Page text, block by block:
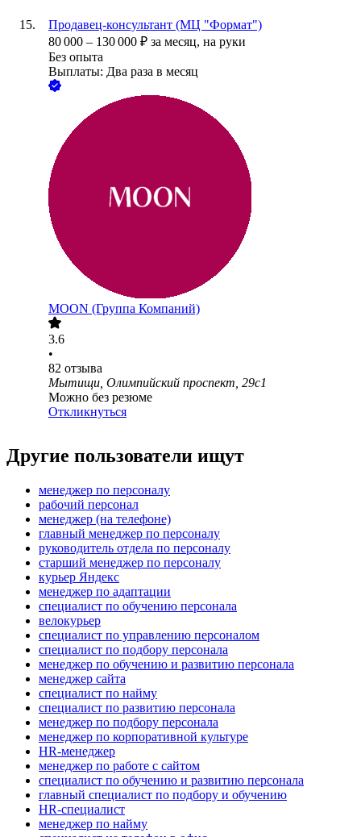
Продавец-консультант (МЦ "Формат")
80 000 – 130 000 ₽ за месяц, на руки
Без опыта
Выплаты: Два раза в месяц
MOON (Группа Компаний)
3.6
•
82 отзыва
Мытищи, Олимпийский проспект, 29с1
Можно без резюме
Откликнуться
Другие пользователи ищут
менеджер по персоналу
рабочий персонал
менеджер (на телефоне)
главный менеджер по персоналу
руководитель отдела по персоналу
старший менеджер по персоналу
курьер Яндекс
менеджер по адаптации
специалист по обучению персонала
велокурьер
специалист по управлению персоналом
специалист по подбору персонала
менеджер по обучению и развитию персонала
менеджер сайта
специалист по найму
специалист по развитию персонала
менеджер по подбору персонала
менеджер по корпоративной культуре
HR-менеджер
менеджер по работе с сайтом
специалист по обучению и развитию персонала
главный специалист по подбору и обучению
HR-специалист
менеджер по найму